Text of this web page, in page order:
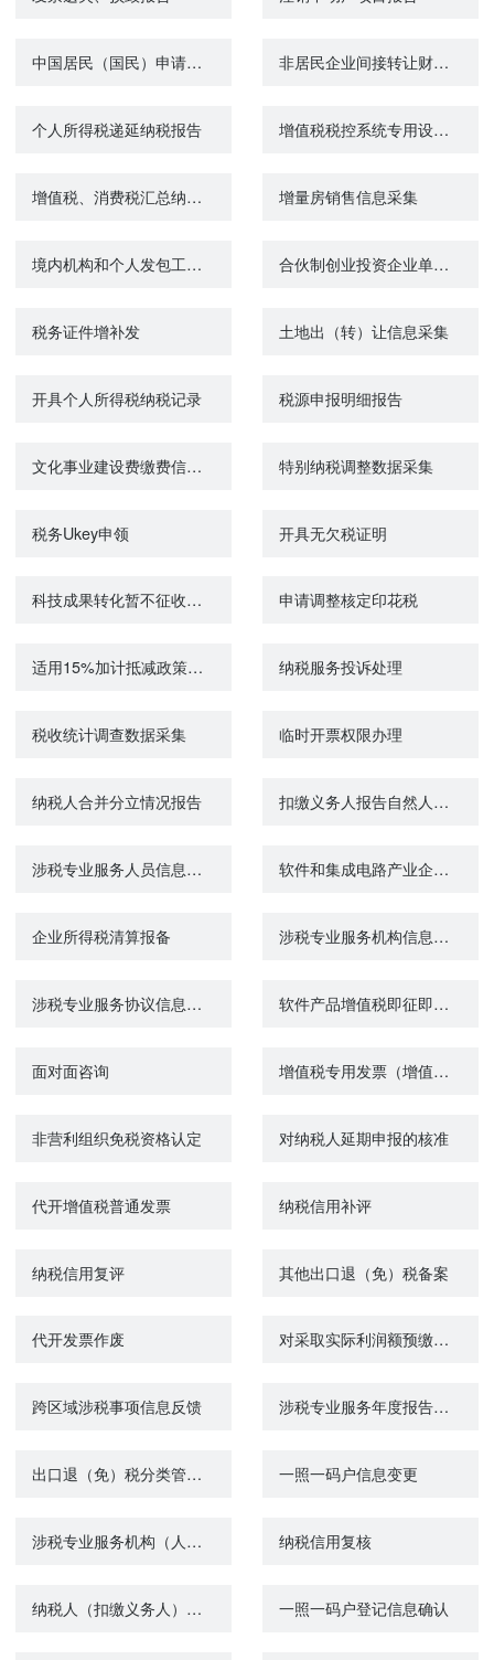
中国居民（国民）申请启动税务相互协商程序 非居民企业间接转让财产事项报告
个人所得税递延纳税报告 增值税税控系统专用设备初始发行
增值税、消费税汇总纳税报告 增量房销售信息采集
境内机构和个人发包工程作业或劳务项目备案 合伙制创业投资企业单一投资基金核算方式报告
税务证件增补发 土地出（转）让信息采集
开具个人所得税纳税记录 税源申报明细报告
文化事业建设费缴费信息报告 特别纳税调整数据采集
税务Ukey申领 开具无欠税证明
科技成果转化暂不征收个人所得税备案 申请调整核定印花税
适用15%加计抵减政策的声明 纳税服务投诉处理
税收统计调查数据采集 临时开票权限办理
纳税人合并分立情况报告 扣缴义务人报告自然人身份信息
涉税专业服务人员信息采集 软件和集成电路产业企业所得税优惠事项资料报告
企业所得税清算报备 涉税专业服务机构信息采集
涉税专业服务协议信息变更及终止 软件产品增值税即征即退进项分摊方式资料报送与信息报告
面对面咨询 增值税专用发票（增值税税控系统）最高开票限额审批
非营利组织免税资格认定 对纳税人延期申报的核准
代开增值税普通发票 纳税信用补评
纳税信用复评 其他出口退（免）税备案
代开发票作废 对采取实际利润额预缴以外的其他企业所得税预缴方式的核定
跨区域涉税事项信息反馈 涉税专业服务年度报告报送
出口退（免）税分类管理评定申请 一照一码户信息变更
涉税专业服务机构（人员）信用复核 纳税信用复核
纳税人（扣缴义务人）身份信息报告 一照一码户登记信息确认